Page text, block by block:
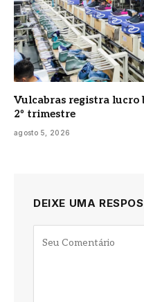
Vulcabras registra lucro
2º trimestre
agosto 5, 2026
DEIXE UMA